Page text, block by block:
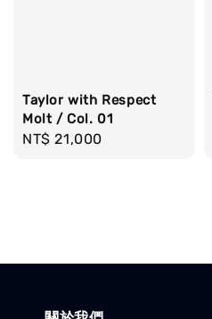
Taylor with Respect
Molt / Col. 01
Regular
NT$ 21,000